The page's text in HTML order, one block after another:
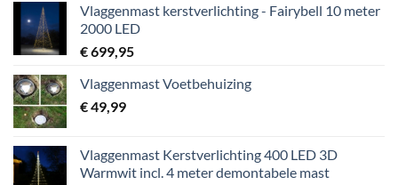
Vlaggenmast kerstverlichting - Fairybell 10 meter
2000 LED
€699,95
Vlaggenmast Voetbehuizing
€49,99
Vlaggenmast Kerstverlichting 400 LED 3D
Warmwit incl. 4 meter demontabele mast